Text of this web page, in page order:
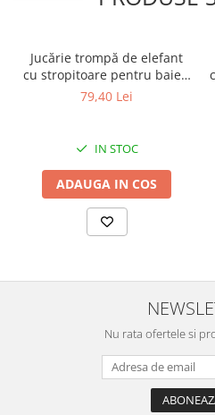
Jucărie trompă de elefant
cu stropitoare pentru baie –
gri +18 luni Yookidoo
79,40 Lei
IN STOC
ADAUGA IN COS
Nu rata ofertele si